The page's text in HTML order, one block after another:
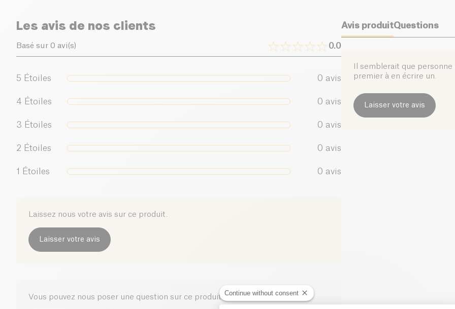
être quotidienne,
journée pour un
conçu pour vous
énergie et vos
Sel (g)
Les avis de nos clients
Basé sur 0 avi(s) 0.0
5 Étoiles 0 avis
4 Étoiles 0 avis
3 Étoiles 0 avis
2 Étoiles 0 avis
1 Étoiles 0 avis
Laissez nous votre avis sur ce produit.
Laisser votre avis
Vous pouvez nous poser une question sur ce produit ici
Avis produitQuestions
Il semblerait que
premier à en écrire un.
Laisser votre avis
Continue without consent